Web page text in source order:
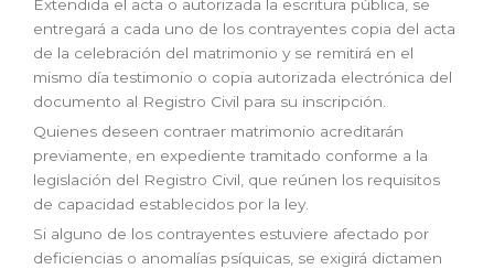
Extendida el acta o autorizada la escritura pública, se
entregará a cada uno de los contrayentes copia del acta
de la celebración del matrimonio y se remitirá en el
mismo día testimonio o copia autorizada electrónica del
documento al Registro Civil para su inscripción.
Quienes deseen contraer matrimonio acreditarán
previamente, en expediente tramitado conforme a la
legislación del Registro Civil, que reúnen los requisitos
de capacidad establecidos por la ley.
Si alguno de los contrayentes estuviere afectado por
deficiencias o anomalías psíquicas, se exigirá dictamen